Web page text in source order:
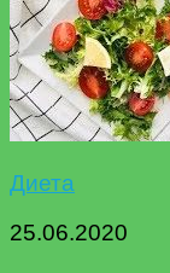
Диета
25.06.2020